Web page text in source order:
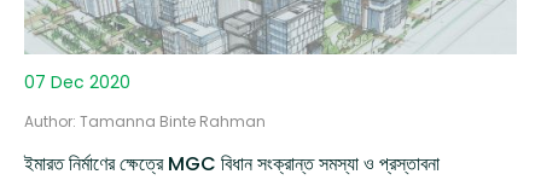
07 Dec 2020
Author: Tamanna Binte Rahman
ইমারত নির্মাণের ক্ষেত্রে MGC বিধান সংক্রান্ত সমস্যা ও প্রস্তাবনা